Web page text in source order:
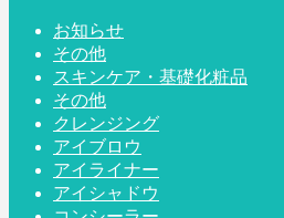
お知らせ
その他
スキンケア・基礎化粧品
その他
クレンジング
アイブロウ
アイライナー
アイシャドウ